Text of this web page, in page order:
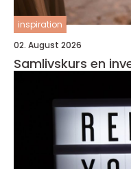
inspiration
02. August 2026